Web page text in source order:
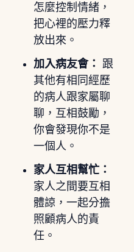
怎麼控制情緒，
把心裡的壓力釋
放出來。
加入病友會：
跟
其他有相同經歷
的病人跟家屬聊
聊，互相鼓勵，
你會發現你不是
一個人。
家人互相幫忙：
家人之間要互相
體諒，一起分擔
照顧病人的責
任。